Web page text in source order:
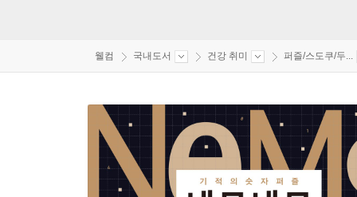
웰컴 국내도서 건강 취미 퍼즐/스도쿠/두...